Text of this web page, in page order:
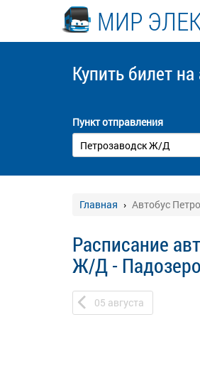
МИР
Купить билет на
Пункт отправления
Главная Автобус
Расписание
Ж/Д - Падозеро
05 августа